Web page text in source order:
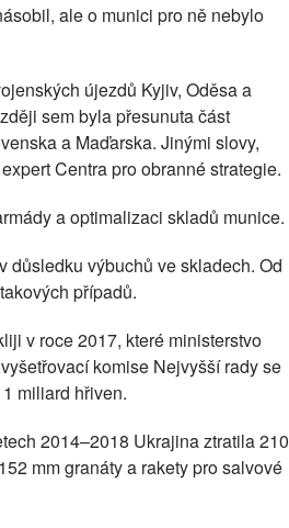
ale o munici pro ně nebylo
újezdů Kyjiv, Oděsa a
sem byla přesunuta část
a Maďarska. Jinými slovy,
Centra pro obranné strategie.
a optimalizaci skladů munice.
důsledku výbuchů ve skladech. Od
případů.
v roce 2017, které ministerstvo
komise Nejvyšší rady se
miliard hřiven.
2014–2018 Ukrajina ztratila 210
mm granáty a rakety pro salvové